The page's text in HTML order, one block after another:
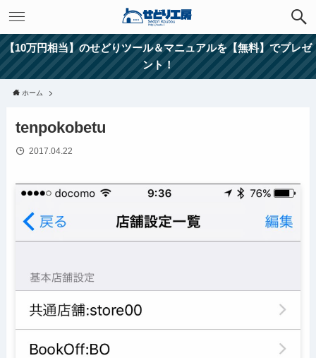
【10万円相当】のせどりツール＆マニュアルを【無料】でプレゼ
ント！
ホーム
tenpokobetu
2017.04.22